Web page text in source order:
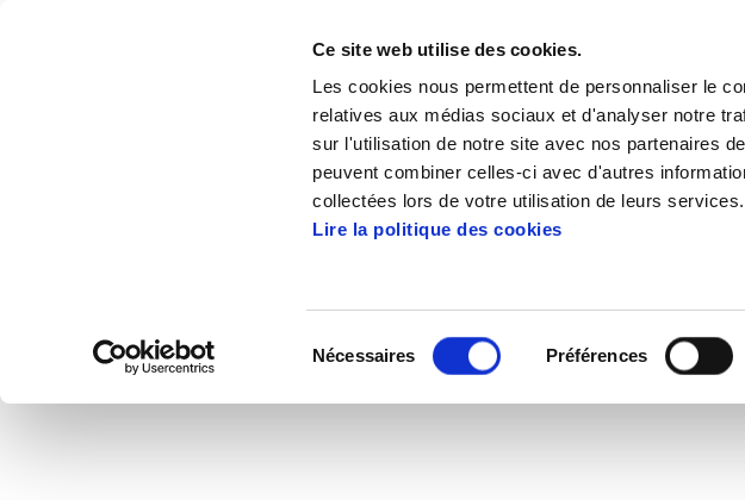
Ce site web utilise des cookies.
Les cookies nous permettent de personnaliser le
relatives aux médias sociaux et d'analyser notre
sur l'utilisation de notre site avec nos partenaires
peuvent combiner celles-ci avec d'autres
collectées lors de votre utilisation de leurs services.
Lire la politique des cookies
Nécessaires Préférences
Mediateque Videos ELA, murrizketen kontra
2011/12/14